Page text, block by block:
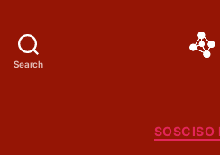
Search
SOSCISO